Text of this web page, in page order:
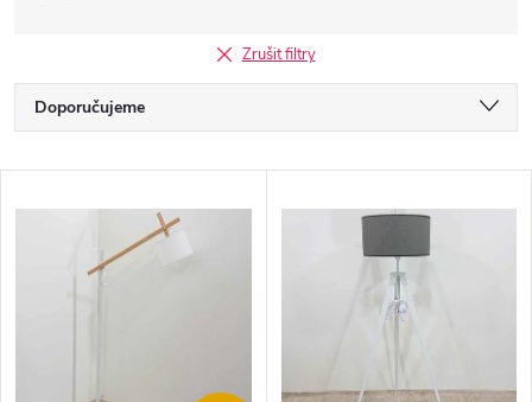
Zrušit filtry
Ř
a
z
Doporučujeme
Nejprodávanější
V